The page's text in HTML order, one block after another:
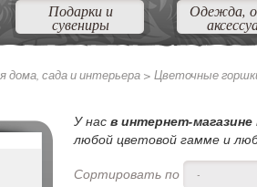
Подарки и
сувениры
Одежда,
дома, сада и интерьера > Цветочные
У нас в интернет-
любой цветовой гамме и
Сортировать по
-